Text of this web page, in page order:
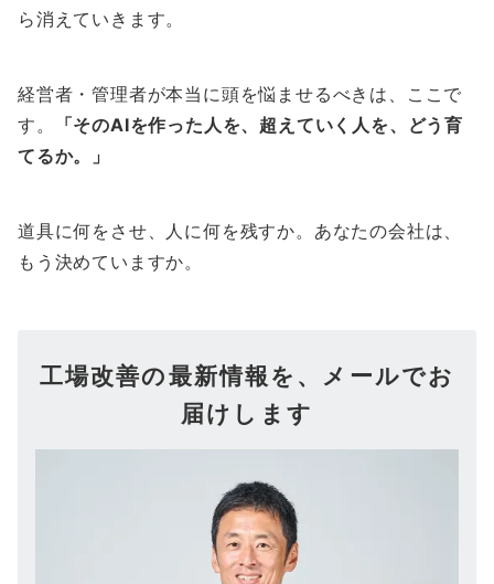
ら消えていきます。
経営者・管理者が本当に頭を悩ませるべきは、ここで
す。
「そのAIを作った人を、超えていく人を、どう育
てるか。」
道具に何をさせ、人に何を残すか。あなたの会社は、
もう決めていますか。
工場改善の最新情報を、メールでお
届けします